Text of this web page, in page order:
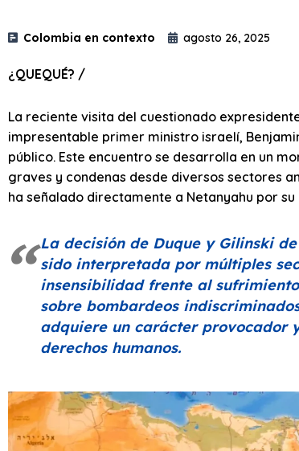
Colombia en contexto agosto 26, 2025
¿QUEQUÉ? /
La reciente visita del cuestionado
impresentable primer ministro israelí,
público. Este encuentro se desarrolla en un
graves y condenas desde diversos sectores
ha señalado directamente a Netanyahu por
La decisión de Duque y Gilinski
sido interpretada por múltiples
insensibilidad frente al
sobre bombardeos
adquiere un carácter provocador
derechos humanos.